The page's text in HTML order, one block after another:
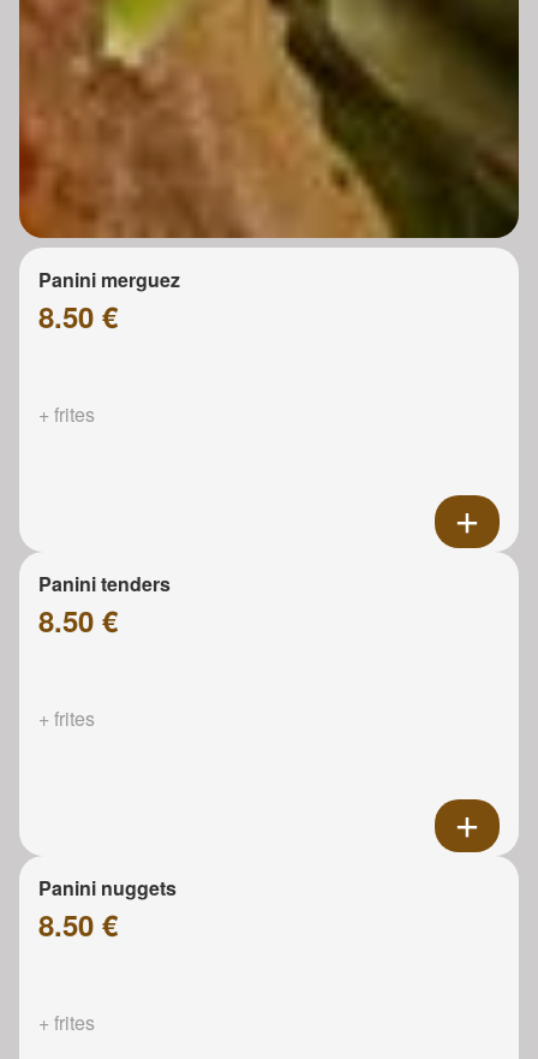
Panini merguez
8.50 €
+ frites
Panini tenders
8.50 €
+ frites
Panini nuggets
8.50 €
+ frites